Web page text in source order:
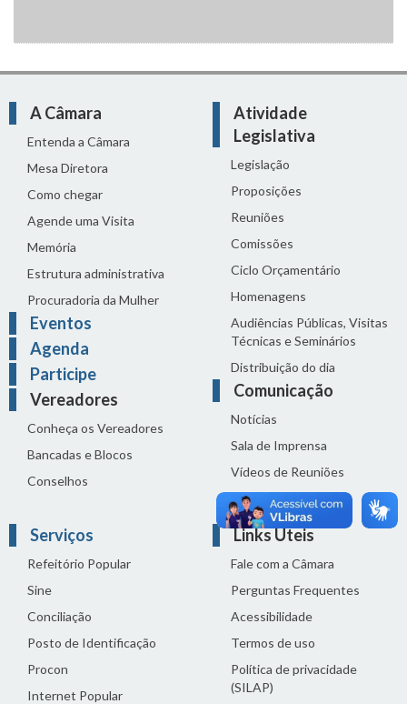
A Câmara
Entenda a Câmara
Mesa Diretora
Como chegar
Agende uma Visita
Memória
Estrutura administrativa
Procuradoria da Mulher
Eventos
Agenda
Participe
Vereadores
Conheça os Vereadores
Bancadas e Blocos
Conselhos
Atividade
Legislativa
Legislação
Proposições
Reuniões
Comissões
Ciclo Orçamentário
Homenagens
Audiências Públicas, Visitas
Técnicas e Seminários
Distribuição do dia
Comunicação
Notícias
Sala de Imprensa
Vídeos de Reuniões
Solenidades
Serviços
Refeitório Popular
Sine
Conciliação
Posto de Identificação
Procon
Internet Popular
Links Úteis
Fale com a Câmara
Perguntas Frequentes
Acessibilidade
Termos de uso
Política de privacidade
(SILAP)